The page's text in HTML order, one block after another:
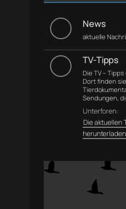
News
aktuelle
TV-Tipps
Die TV –
Dort finden
Sendungen,
Unterforen:
Die aktuellen
herunterladen